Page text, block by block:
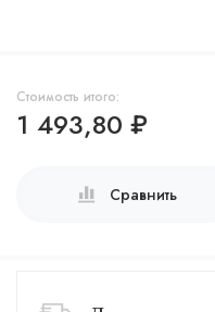
Стоимость итого:
1 493,80 ₽
Сравнить